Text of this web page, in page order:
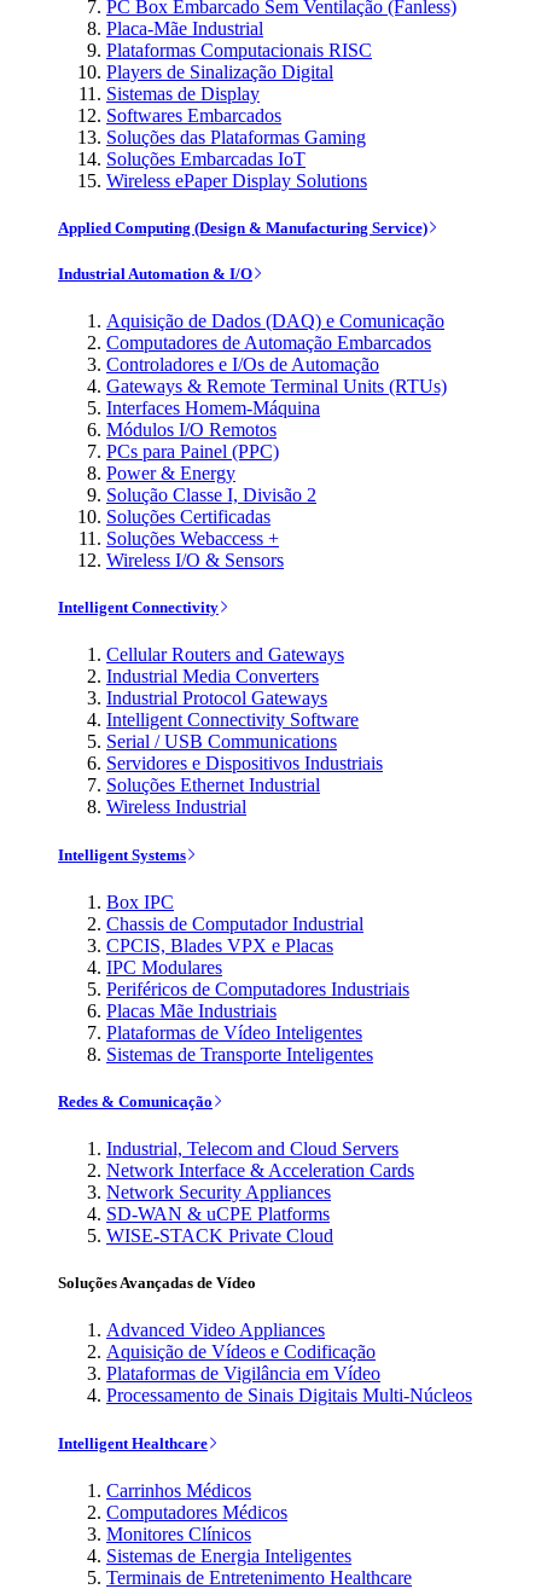
PC Box Embarcado Sem Ventilação (Fanless)
Placa-Mãe Industrial
Plataformas Computacionais RISC
Players de Sinalização Digital
Sistemas de Display
Softwares Embarcados
Soluções das Plataformas Gaming
Soluções Embarcadas IoT
Wireless ePaper Display Solutions
Applied Computing (Design & Manufacturing Service)
Industrial Automation & I/O
Aquisição de Dados (DAQ) e Comunicação
Computadores de Automação Embarcados
Controladores e I/Os de Automação
Gateways & Remote Terminal Units (RTUs)
Interfaces Homem-Máquina
Módulos I/O Remotos
PCs para Painel (PPC)
Power & Energy
Solução Classe I, Divisão 2
Soluções Certificadas
Soluções Webaccess +
Wireless I/O & Sensors
Intelligent Connectivity
Cellular Routers and Gateways
Industrial Media Converters
Industrial Protocol Gateways
Intelligent Connectivity Software
Serial / USB Communications
Servidores e Dispositivos Industriais
Soluções Ethernet Industrial
Wireless Industrial
Intelligent Systems
Box IPC
Chassis de Computador Industrial
CPCIS, Blades VPX e Placas
IPC Modulares
Periféricos de Computadores Industriais
Placas Mãe Industriais
Plataformas de Vídeo Inteligentes
Sistemas de Transporte Inteligentes
Redes & Comunicação
Industrial, Telecom and Cloud Servers
Network Interface & Acceleration Cards
Network Security Appliances
SD-WAN & uCPE Platforms
WISE-STACK Private Cloud
Soluções Avançadas de Vídeo
Advanced Video Appliances
Aquisição de Vídeos e Codificação
Plataformas de Vigilância em Vídeo
Processamento de Sinais Digitais Multi-Núcleos
Intelligent Healthcare
Carrinhos Médicos
Computadores Médicos
Monitores Clínicos
Sistemas de Energia Inteligentes
Terminais de Entretenimento Healthcare